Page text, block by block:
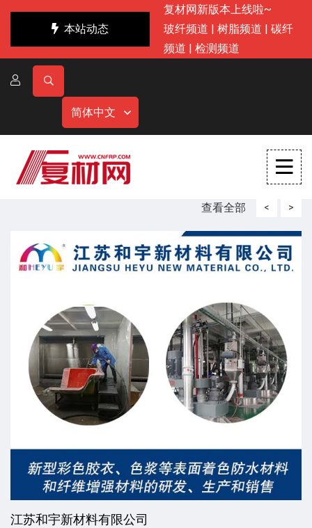
本站动态
复材网新版本上线啦~
玻纤频道 | 树脂频道 | 碳纤
频道 | 检测频道
简体中文
查看全部 <
江苏和宇新材料有限公司
>